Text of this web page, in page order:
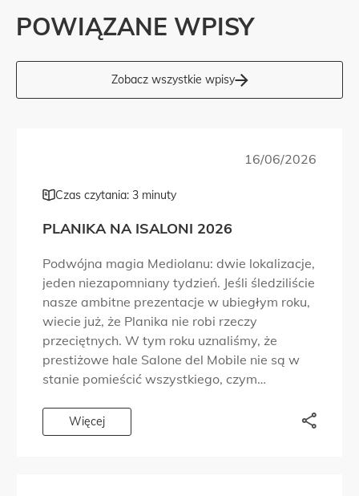
POWIĄZANE WPISY
Zobacz wszystkie wpisy
16/06/2026
Czas czytania: 3 minuty
PLANIKA NA ISALONI 2026
Podwójna magia Mediolanu: dwie lokalizacje,
jeden niezapomniany tydzień. Jeśli śledziliście
nasze ambitne prezentacje w ubiegłym roku,
wiecie już, że Planika nie robi rzeczy
przeciętnych. W tym roku uznaliśmy, że
prestiżowe hale Salone del Mobile nie są w
stanie pomieścić wszystkiego, czym
poza targowe przestrzenie, do tętniących
życiem dzielnic designu, i […]
Więcej